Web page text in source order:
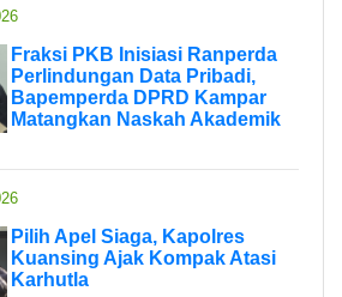
Fraksi PKB Inisiasi Ranperda
Perlindungan Data Pribadi,
Bapemperda DPRD Kampar
Matangkan Naskah Akademik
Pilih Apel Siaga, Kapolres
Kuansing Ajak Kompak Atasi
Karhutla